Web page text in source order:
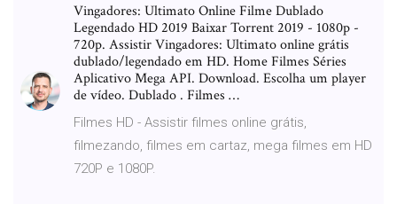
Vingadores: Ultimato Online Filme Dublado
Legendado HD 2019 Baixar Torrent 2019 - 1080p -
720p. Assistir Vingadores: Ultimato online grátis
dublado/legendado em HD. Home Filmes Séries
Aplicativo Mega API. Download. Escolha um player
de vídeo. Dublado . Filmes …
Filmes HD - Assistir filmes online grátis,
filmezando, filmes em cartaz, mega filmes em HD
720P e 1080P.